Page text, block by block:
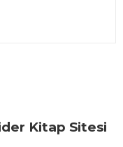
Kitap Sitesi